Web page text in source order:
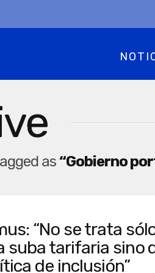
as“Gobierno
“No se trata
suba tarifaria sino
de inclusión”